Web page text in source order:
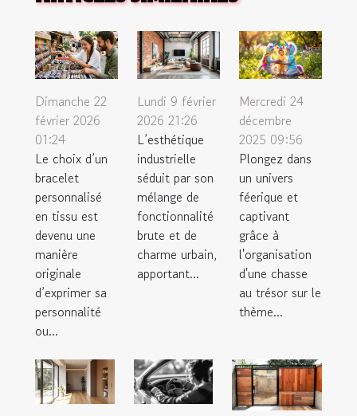
Dimanche 22
février 2026
01:24
Le choix d’un
bracelet
personnalisé
en tissu est
devenu une
manière
originale
d’exprimer sa
personnalité
ou...
Lundi 9 février
2026 21:26
L’esthétique
industrielle
séduit par son
mélange de
fonctionnalité
brute et de
charme urbain,
apportant...
Mercredi 24
décembre
2025 09:56
Plongez dans
un univers
féerique et
captivant
grâce à
l'organisation
d'une chasse
au trésor sur le
thème...